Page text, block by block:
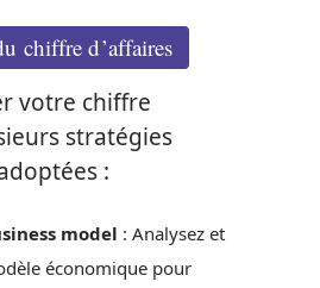
chiffre d’affaires
votre chiffre
stratégies
:
model : Analysez et
économique pour